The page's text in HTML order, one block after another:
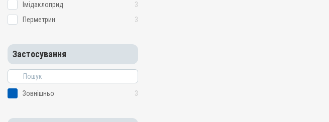
Імідаклоприд
3
Перметрин
3
Застосування
Зовнішньо 3